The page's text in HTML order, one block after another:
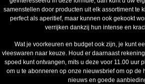
samenstellen door producten uit elk assortiment te
perfect als aperitief, maar kunnen ook gekookt
verrijken dankzij hun intense en
Wat je voorkeuren en budget ook zijn, je kunt
vleeswaren naar keuze. Houd er daarnaast
spoed kunt ontvangen, mits u deze voor 11.00 uur
om u te abonneren op onze nieuwsbrief om op de
nieuws en goede